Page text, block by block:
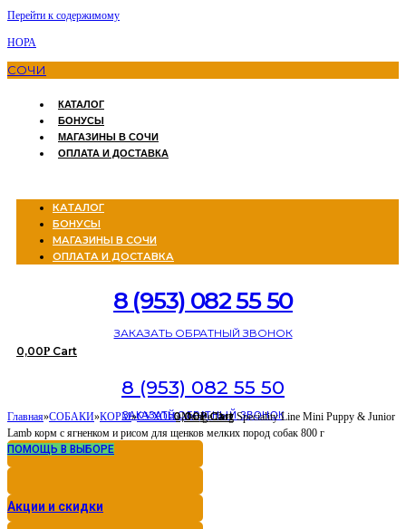
Перейти к содержимому
НОРА
СОЧИ
КАТАЛОГ
БОНУСЫ
МАГАЗИНЫ В СОЧИ
ОПЛАТА И ДОСТАВКА
КАТАЛОГ
БОНУСЫ
МАГАЗИНЫ В СОЧИ
ОПЛАТА И ДОСТАВКА
8 (953) 082 55 50
ЗАКАЗАТЬ ОБРАТНЫЙ ЗВОНОК
0,00Р Cart
8 (953) 082 55 50
ЗАКАЗАТЬ ОБРАТНЫЙ ЗВОНОК
0,00Р Cart
Главная»СОБАКИ»КОРМ»СУХОЙ»Monge Dog Speciality Line Mini Puppy & Junior
Lamb корм с ягненком и рисом для щенков мелких пород собак 800 г
ПОМОЩЬ В ВЫБОРЕ
Акции и скидки